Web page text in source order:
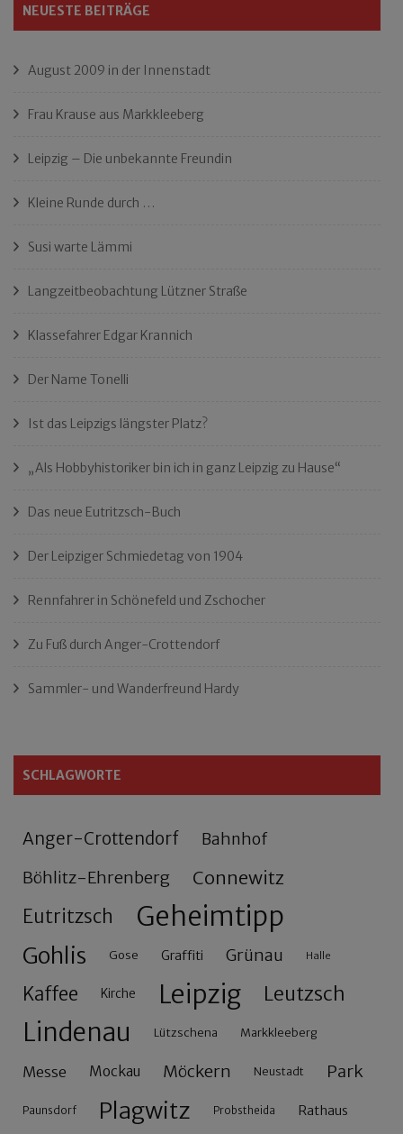
NEUESTE BEITRÄGE
August 2009 in der Innenstadt
Frau Krause aus Markkleeberg
Leipzig – Die unbekannte Freundin
Kleine Runde durch …
Susi warte Lämmi
Langzeitbeobachtung Lützner Straße
Klassefahrer Edgar Krannich
Der Name Tonelli
Ist das Leipzigs längster Platz?
„Als Hobbyhistoriker bin ich in ganz Leipzig zu Hause“
Das neue Eutritzsch-Buch
Der Leipziger Schmiedetag von 1904
Rennfahrer in Schönefeld und Zschocher
Zu Fuß durch Anger-Crottendorf
Sammler- und Wanderfreund Hardy
SCHLAGWORTE
Anger-Crottendorf Bahnhof
Böhlitz-Ehrenberg Connewitz
Eutritzsch Geheimtipp
Gohlis Gose Graffiti Grünau Halle
Kaffee Kirche Leipzig Leutzsch
Lindenau Lützschena Markkleeberg
Messe Mockau Möckern Neustadt Park
Paunsdorf Plagwitz Probstheida Rathaus